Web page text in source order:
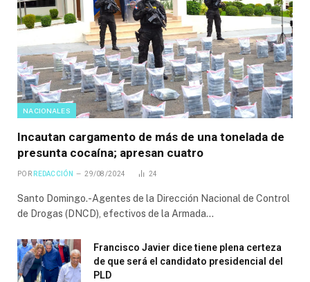
NACIONALES
Incautan cargamento de más de una tonelada de
presunta cocaína; apresan cuatro
POR REDACCIÓN 29/08/2024 24
Santo Domingo.-Agentes de la Dirección Nacional de Control
de Drogas (DNCD), efectivos de la Armada…
Francisco Javier dice tiene plena certeza
de que será el candidato presidencial del
PLD